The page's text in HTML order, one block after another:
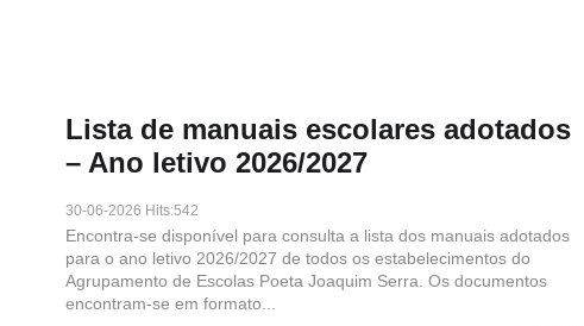
Lista de manuais escolares adotados
– Ano letivo 2026/2027
30-06-2026 Hits:542
Encontra-se disponível para consulta a lista dos manuais adotados
para o ano letivo 2026/2027 de todos os estabelecimentos do
Agrupamento de Escolas Poeta Joaquim Serra. Os documentos
encontram-se em formato...